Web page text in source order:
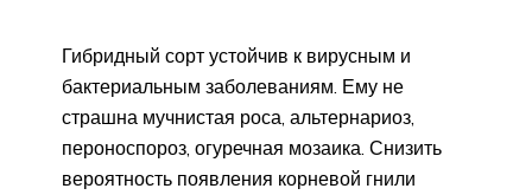
Гибридный сорт устойчив к вирусным и
бактериальным заболеваниям. Ему не
страшна мучнистая роса, альтернариоз,
пероноспороз, огуречная мозаика. Снизить
вероятность появления корневой гнили